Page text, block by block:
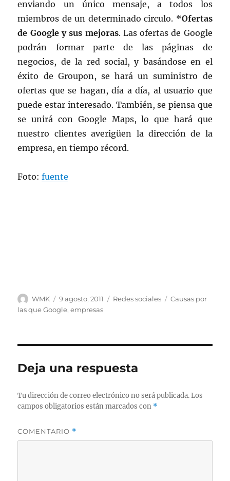
enviando un único mensaje, a todos los
miembros de un determinado circulo. *Ofertas
de Google y sus mejoras. Las ofertas de Google
podrán formar parte de las páginas de
negocios, de la red social, y basándose en el
éxito de Groupon, se hará un suministro de
ofertas que se hagan, día a día, al usuario que
puede estar interesado. También, se piensa que
se unirá con Google Maps, lo que hará que
nuestro clientes averigüen la dirección de la
empresa, en tiempo récord.
Foto:fuente
Autor
WMK
Publicado
el
9 agosto, 2011 Categorías
Redes sociales Etiquetas
Causas por
las que Google,empresas
Deja una respuesta
Tu dirección de correo electrónico no será publicada. Los
campos obligatorios están marcados con *
COMENTARIO *